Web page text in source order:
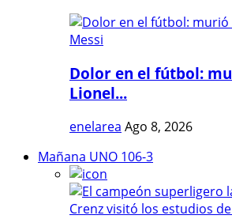
Dolor en el fútbol:
Lionel...
enelarea Ago 8, 2026
Mañana UNO 106-3